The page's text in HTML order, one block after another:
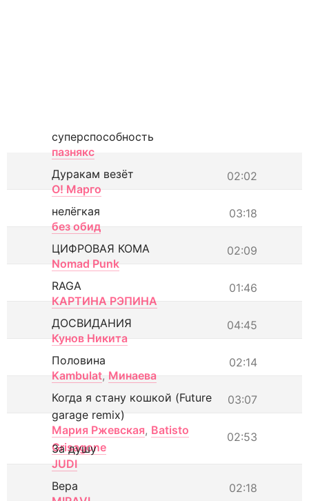
суперспособность
пазнякс
02:02
Дуракам везёт
О! Марго
03:18
нелёгкая
без обид
02:09
ЦИФРОВАЯ КОМА
Nomad Punk
01:46
RAGA
КАРТИНА РЭПИНА
04:45
ДОСВИДАНИЯ
Кунов Никита
02:14
Половина
Kambulat, Минаева
03:07
Когда я стану кошкой (Future
garage remix)
Мария Ржевская, Batisto
Grisagone
02:53
За душу
JUDI
02:18
Вера